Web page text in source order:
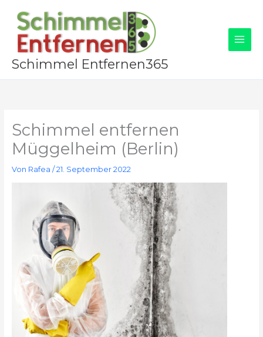
Inhalt
springen
Schimmel Entfernen365
Schimmel entfernen
Müggelheim (Berlin)
Von Rafea /21. September 2022